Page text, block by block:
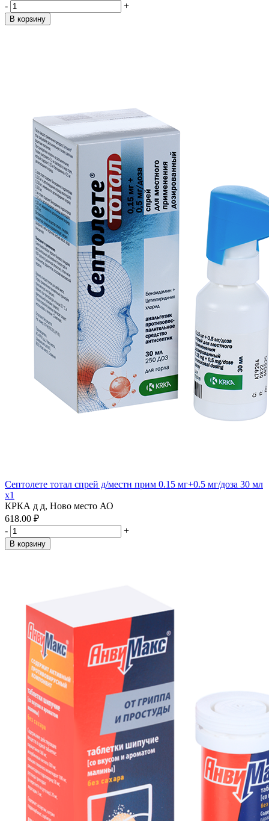
-
+
В корзину
Септолете тотал спрей д/местн прим 0.15 мг+0.5 мг/доза 30 мл
x1
КРКА д д, Ново место АО
618.00 ₽
-
+
В корзину